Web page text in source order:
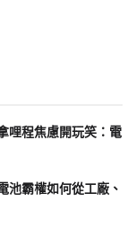
哩程焦慮開玩笑：電
池霸權如何從工廠、